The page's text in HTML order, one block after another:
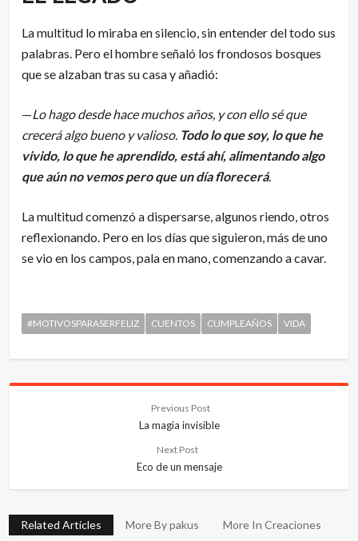
La multitud lo miraba en silencio, sin entender del todo sus
palabras. Pero el hombre señaló los frondosos bosques
que se alzaban tras su casa y añadió:
—Lo hago desde hace muchos años, y con ello sé que
crecerá algo bueno y valioso. Todo lo que soy, lo que he
vivido, lo que he aprendido, está ahí, alimentando algo
que aún no vemos pero que un día florecerá.
La multitud comenzó a dispersarse, algunos riendo, otros
reflexionando. Pero en los días que siguieron, más de uno
se vio en los campos, pala en mano, comenzando a cavar.
#MOTIVOSPARASERFELIZ CUENTOS CUMPLEAÑOS VIDA
Previous Post
La magia invisible
Next Post
Eco de un mensaje
Related Articles More By pakus More In Creaciones